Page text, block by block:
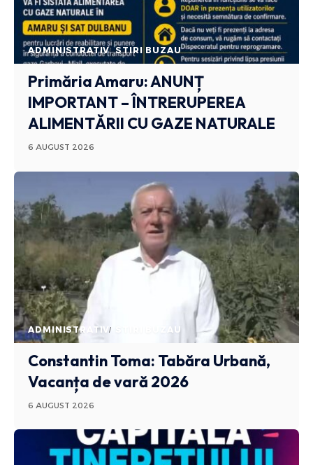
ADMINISTRATIV STIRI BUZAU
Primăria Amaru: ANUNȚ
IMPORTANT – ÎNTRERUPEREA
ALIMENTĂRII CU GAZE NATURALE
6 AUGUST 2026
ADMINISTRATIV STIRI BUZAU
Constantin Toma: Tabăra Urbană,
Vacanța de vară 2026
6 AUGUST 2026